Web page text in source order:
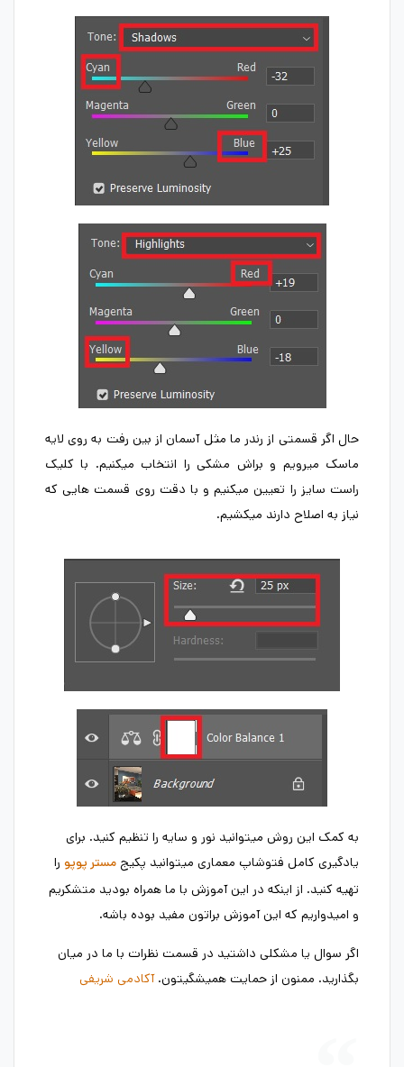
حال اگر قسمتی از رندر ما مثل آسمان از بین رفت به روی لایه
ماسک میرویم و براش مشکی را انتخاب میکنیم. با کلیک
راست سایز را تعیین میکنیم و با دقت روی قسمت هایی که
نیاز به اصلاح دارند میکشیم.
به کمک این روش میتوانید نور و سایه را تنظیم کنید. برای
یادگیری کامل فتوشاپ معماری میتوانید پکیج مستر پوپو را
تهیه کنید. از اینکه در این آموزش با ما همراه بودید متشکریم
و امیدواریم که این آموزش براتون مفید بوده باشه.
اگر سوال یا مشکلی داشتید در قسمت نظرات با ما در میان
بگذارید. ممنون از حمایت همیشگیتون.آکادمی شریفی